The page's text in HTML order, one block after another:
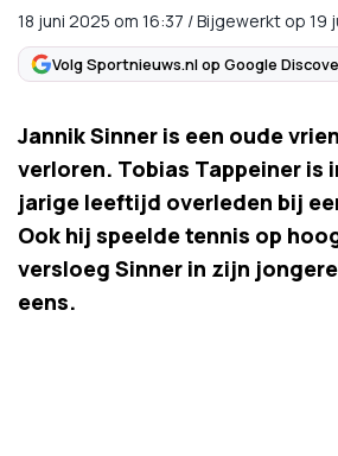
18 juni 2025 om 16:37 /Bijgewerkt op 19
Volg Sportnieuws.nl op Google
Jannik Sinner is een oude
verloren. Tobias Tappeiner is
jarige leeftijd overleden bij
Ook hij speelde tennis op
versloeg Sinner in zijn
eens.